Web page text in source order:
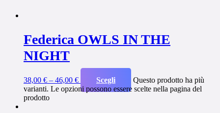
Federica OWLS IN THE
NIGHT
38,00 € – 46,00 € Scegli
Questo prodotto ha più
varianti. Le opzioni possono essere scelte nella pagina del
prodotto